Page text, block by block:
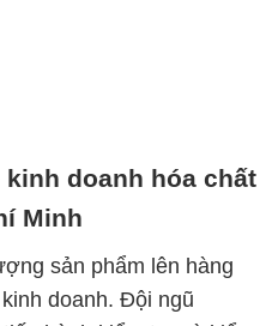
doanh hóa chất
Minh
sản phẩm lên hàng
doanh. Đội ngũ